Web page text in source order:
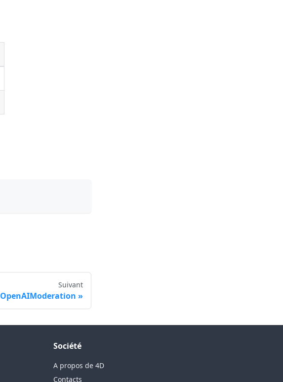
Suivant
OpenAIModeration
Société
A propos de 4D
Contacts